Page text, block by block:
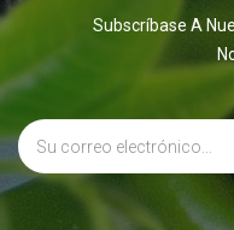
Subscríbase A